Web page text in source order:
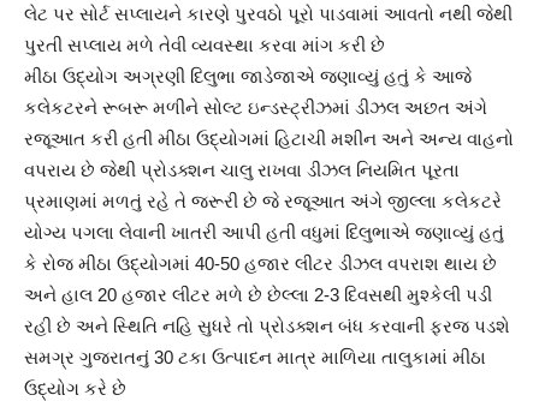
લેટ પર સોર્ટ સપ્લાયને કારણે પુરવઠો પૂરો પાડવામાં આવતો નથી જેથી
પુરતી સપ્લાય મળે તેવી વ્યવસ્થા કરવા માંગ કરી છે
મીઠા ઉદ્યોગ અગ્રણી દિલુભા જાડેજાએ જણાવ્યું હતું કે આજે
કલેકટરને રૂબરૂ મળીને સોલ્ટ ઇન્ડસ્ટ્રીઝમાં ડીઝલ અછત અંગે
રજૂઆત કરી હતી મીઠા ઉદ્યોગમાં હિટાચી મશીન અને અન્ય વાહનો
વપરાય છે જેથી પ્રોડક્શન ચાલુ રાખવા ડીઝલ નિયમિત પૂરતા
પ્રમાણમાં મળતું રહે તે જરૂરી છે જે રજૂઆત અંગે જીલ્લા કલેકટરે
યોગ્ય પગલા લેવાની ખાતરી આપી હતી વધુમાં દિલુભાએ જણાવ્યું હતું
કે રોજ મીઠા ઉદ્યોગમાં 40-50 હજાર લીટર ડીઝલ વપરાશ થાય છે
અને હાલ 20 હજાર લીટર મળે છે છેલ્લા 2-3 દિવસથી મુશ્કેલી પડી
રહી છે અને સ્થિતિ નહિ સુધરે તો પ્રોડક્શન બંધ કરવાની ફરજ પડશે
સમગ્ર ગુજરાતનું 30 ટકા ઉત્પાદન માત્ર માળિયા તાલુકામાં મીઠા
ઉદ્યોગ કરે છે